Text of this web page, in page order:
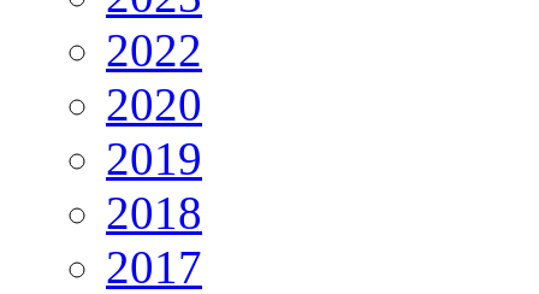
2022
2020
2019
2018
2017